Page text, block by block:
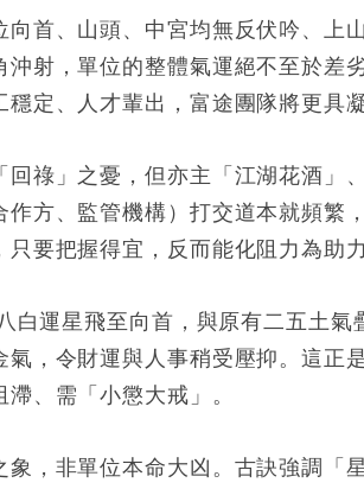
向首、山頭、中宮均無反伏吟、上
沖射，單位的整體氣運絕不至於差
穩定、人才輩出，富途團隊將更具
回祿」之憂，但亦主「江湖花酒」
作方、監管機構）打交道本就頻繁
只要把握得宜，反而能化阻力為助力
白運星飛至向首，與原有二五土氣
氣，令財運與人事稍受壓抑。這
、需「小懲大戒」。
象，非單位本命大凶。古訣強調「